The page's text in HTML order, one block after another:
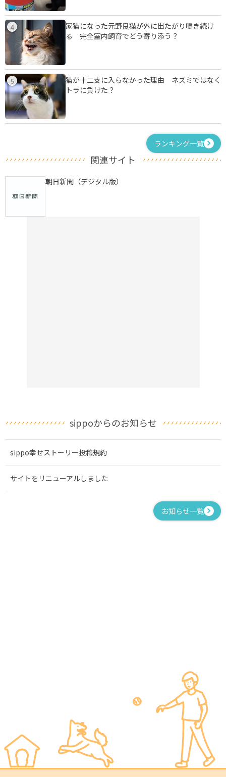
4
家猫になった元野良猫が外に出たがり鳴き続け
る 完全室内飼育でどう寄り添う？
5
猫が十二支に入らなかった理由 ネズミではなく
トラに負けた？
ランキング一覧
関連サイト
朝日新聞（デジタル版）
sippoからのお知らせ
sippo幸せストーリー投稿規約
サイトをリニューアルしました
お知らせ一覧